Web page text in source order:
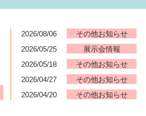
2026/08/06 その他お知らせ
2026/05/25
展示会情報
2026/05/18
その他お知らせ
2026/04/27
その他お知らせ
2026/04/20
その他お知らせ